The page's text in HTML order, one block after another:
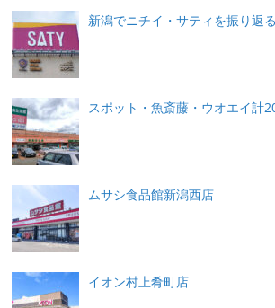
新潟でニチイ・サティを振り返る
スポット・魚斎藤・ウオエイ計
ムサシ食品館新潟西店
イオン村上肴町店